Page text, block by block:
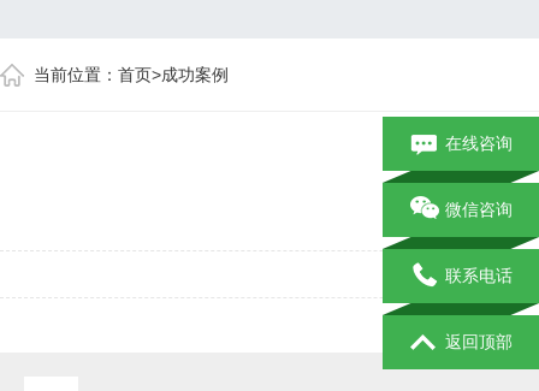
当前位置： 首页>成功案例
在线咨询
微信咨询
联系电话
返回顶部